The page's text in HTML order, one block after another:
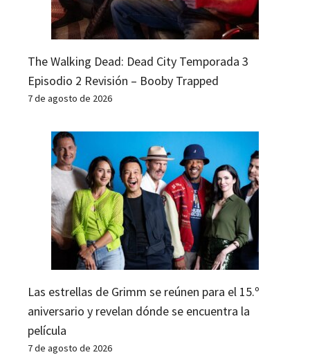
The Walking Dead: Dead City Temporada 3
Episodio 2 Revisión – Booby Trapped
7 de agosto de 2026
Las estrellas de Grimm se reúnen para el 15.º
aniversario y revelan dónde se encuentra la
película
7 de agosto de 2026